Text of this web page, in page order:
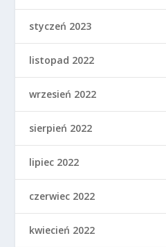
styczeń 2023
listopad 2022
wrzesień 2022
sierpień 2022
lipiec 2022
czerwiec 2022
kwiecień 2022